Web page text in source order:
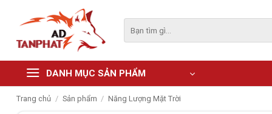
content
kiếm:
DANH MỤC SẢN PHẨM
Trang chủ / Sản phẩm / Năng Lượng Mặt Trời